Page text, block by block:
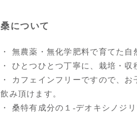
桑について
・ 無農薬・無化学肥料で育てた自
・ ひとつひとつ丁寧に、栽培・収
・ カフェインフリーですので、
飲み頂けます。
・ 桑特有成分の１-デオキシノジ